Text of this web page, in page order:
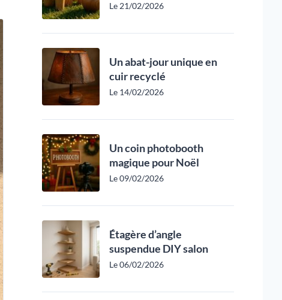
Le 21/02/2026
Un abat-jour unique en
cuir recyclé
Le 14/02/2026
Un coin photobooth
magique pour Noël
Le 09/02/2026
Étagère d’angle
suspendue DIY salon
Le 06/02/2026